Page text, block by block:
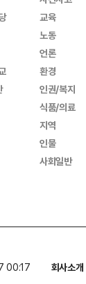
교육
노동
언론
환경
인권/복지
식품/의료
지역
인물
사회일반
00:17 회사소개